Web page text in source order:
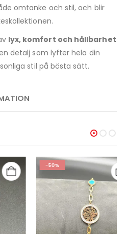
omtanke och stil, och blir
lyx, komfort och hållbarhet
detalj som lyfter hela din
stil på bästa sätt.